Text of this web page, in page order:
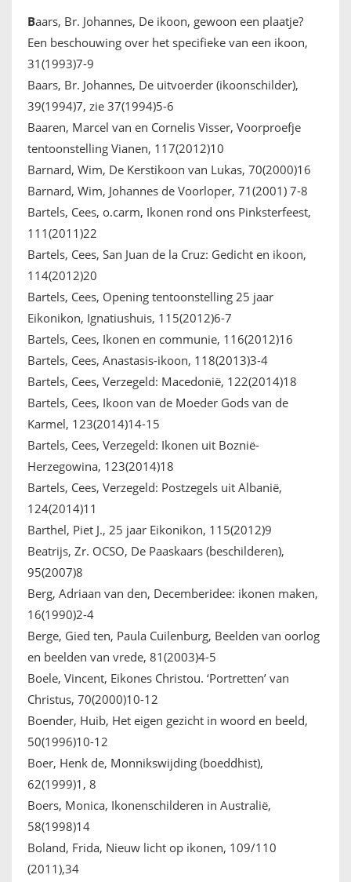
Baars, Br. Johannes, De ikoon, gewoon een plaatje?
Een beschouwing over het specifieke van een ikoon,
31(1993)7-9
Baars, Br. Johannes, De uitvoerder (ikoonschilder),
39(1994)7, zie 37(1994)5-6
Baaren, Marcel van en Cornelis Visser, Voorproefje
tentoonstelling Vianen, 117(2012)10
Barnard, Wim, De Kerstikoon van Lukas, 70(2000)16
Barnard, Wim, Johannes de Voorloper, 71(2001) 7-8
Bartels, Cees, o.carm, Ikonen rond ons Pinksterfeest,
111(2011)22
Bartels, Cees, San Juan de la Cruz: Gedicht en ikoon,
114(2012)20
Bartels, Cees, Opening tentoonstelling 25 jaar
Eikonikon, Ignatiushuis, 115(2012)6-7
Bartels, Cees, Ikonen en communie, 116(2012)16
Bartels, Cees, Anastasis-ikoon, 118(2013)3-4
Bartels, Cees, Verzegeld: Macedonië, 122(2014)18
Bartels, Cees, Ikoon van de Moeder Gods van de
Karmel, 123(2014)14-15
Bartels, Cees, Verzegeld: Ikonen uit Boznië-
Herzegowina, 123(2014)18
Bartels, Cees, Verzegeld: Postzegels uit Albanië,
124(2014)11
Barthel, Piet J., 25 jaar Eikonikon, 115(2012)9
Beatrijs, Zr. OCSO, De Paaskaars (beschilderen),
95(2007)8
Berg, Adriaan van den, Decemberidee: ikonen maken,
16(1990)2-4
Berge, Gied ten, Paula Cuilenburg, Beelden van oorlog
en beelden van vrede, 81(2003)4-5
Boele, Vincent, Eikones Christou. ‘Portretten’ van
Christus, 70(2000)10-12
Boender, Huib, Het eigen gezicht in woord en beeld,
50(1996)10-12
Boer, Henk de, Monnikswijding (boeddhist),
62(1999)1, 8
Boers, Monica, Ikonenschilderen in Australië,
58(1998)14
Boland, Frida, Nieuw licht op ikonen, 109/110
(2011),34